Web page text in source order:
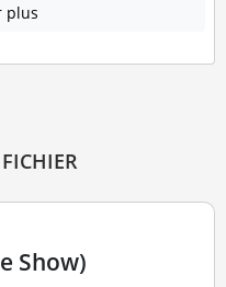
plus
Show)